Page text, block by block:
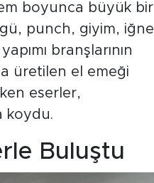
boyunca büyük bir
punch, giyim, iğne
branşlarının
üretilen el emeği
eserler,
koydu.
Buluştu